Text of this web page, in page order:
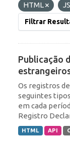
HTML
Filtrar
Publicação
Os registros
seguintes
em cada
Registro
HTML API